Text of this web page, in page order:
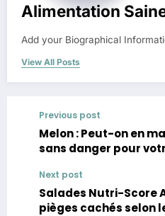
Alimentation
Add your Biographical
View All Posts
Previous post
Melon : Peut-on en
sans danger pour
Next post
Salades Nutri-Score
pièges cachés selon